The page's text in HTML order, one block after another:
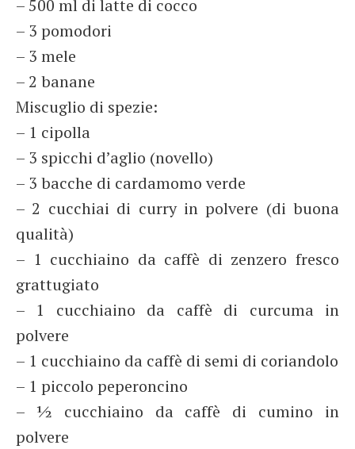
– 500 ml di latte di cocco
– 3 pomodori
– 3 mele
– 2 banane
Miscuglio di spezie:
– 1 cipolla
– 3 spicchi d’aglio (novello)
– 3 bacche di cardamomo verde
– 2 cucchiai di curry in polvere (di buona
qualità)
– 1 cucchiaino da caffè di zenzero fresco
grattugiato
– 1 cucchiaino da caffè di curcuma in
polvere
– 1 cucchiaino da caffè di semi di coriandolo
– 1 piccolo peperoncino
– ½ cucchiaino da caffè di cumino in
polvere